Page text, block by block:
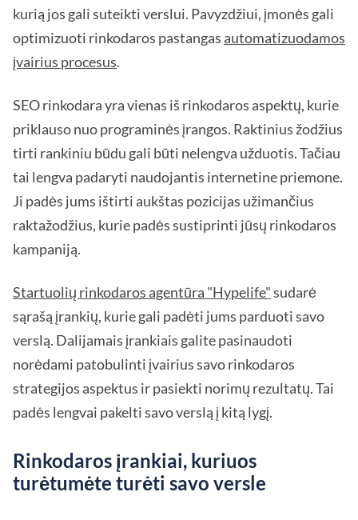
kurią jos gali suteikti verslui. Pavyzdžiui, įmonės gali
optimizuoti rinkodaros pastangas automatizuodamos
įvairius procesus.
SEO rinkodara yra vienas iš rinkodaros aspektų, kurie
priklauso nuo programinės įrangos. Raktinius žodžius
tirti rankiniu būdu gali būti nelengva užduotis. Tačiau
tai lengva padaryti naudojantis internetine priemone.
Ji padės jums ištirti aukštas pozicijas užimančius
raktažodžius, kurie padės sustiprinti jūsų rinkodaros
kampaniją.
Startuolių rinkodaros agentūra "Hypelife"sudarė
sąrašą įrankių, kurie gali padėti jums parduoti savo
verslą. Dalijamais įrankiais galite pasinaudoti
norėdami patobulinti įvairius savo rinkodaros
strategijos aspektus ir pasiekti norimų rezultatų. Tai
padės lengvai pakelti savo verslą į kitą lygį.
Rinkodaros įrankiai, kuriuos
turėtumėte turėti savo versle